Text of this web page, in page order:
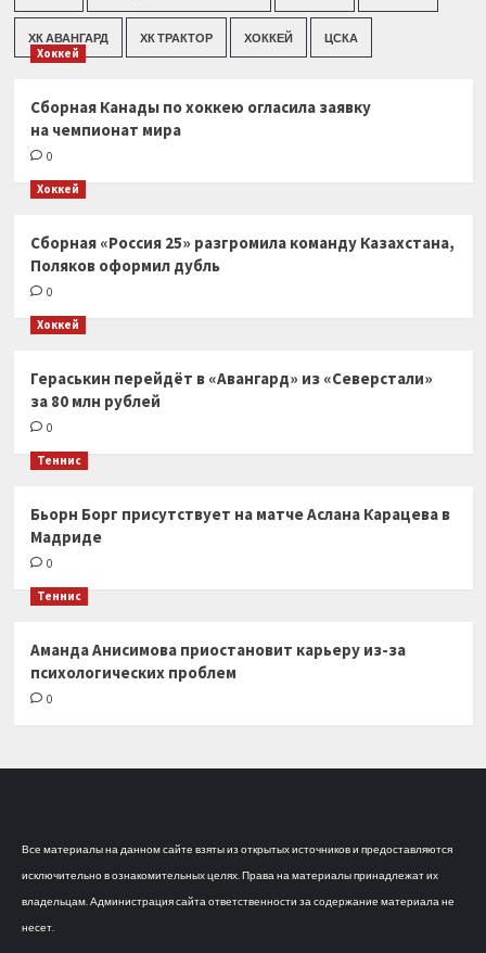
ХК АВАНГАРД ХК ТРАКТОР ХОККЕЙ ЦСКА
Хоккей
Сборная Канады по хоккею огласила заявку
на чемпионат мира
0
Хоккей
Сборная «Россия 25» разгромила команду Казахстана,
Поляков оформил дубль
0
Хоккей
Гераськин перейдёт в «Авангард» из «Северстали»
за 80 млн рублей
0
Теннис
Бьорн Борг присутствует на матче Аслана Карацева в
Мадриде
0
Теннис
Аманда Анисимова приостановит карьеру из-за
психологических проблем
0
Все материалы на данном сайте взяты из открытых источников и предоставляются
исключительно в ознакомительных целях. Права на материалы принадлежат их
владельцам. Администрация сайта ответственности за содержание материала не
несет.